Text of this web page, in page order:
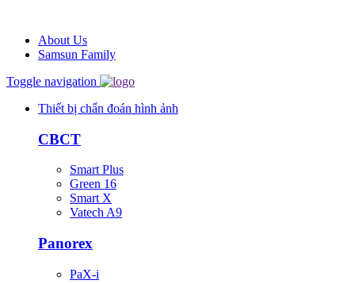
About Us
Samsun Family
Toggle navigation
Thiết bị chẩn đoán hình ảnh
CBCT
Smart Plus
Green 16
Smart X
Vatech A9
Panorex
PaX-i